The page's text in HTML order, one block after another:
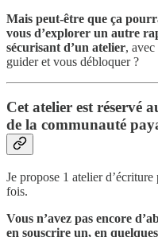
Mais peut-être que ça
vous d’explorer un autre
sécurisant d’un atelier,
guider et vous débloquer ?
Cet atelier est réservé
de la communauté
Je propose 1 atelier
fois.
Vous n’avez pas encore
en souscrire un, en